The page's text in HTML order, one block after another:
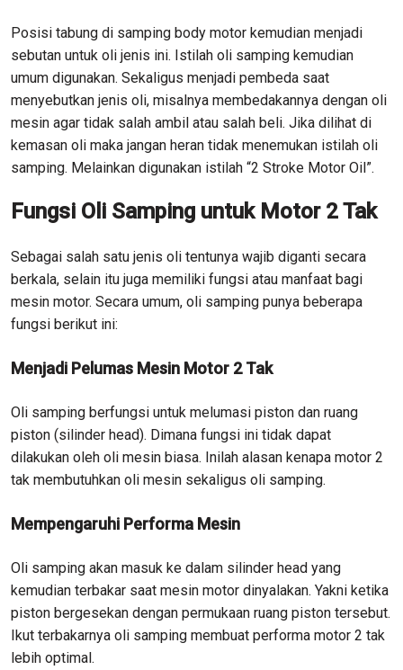
Posisi tabung di samping body motor kemudian menjadi
sebutan untuk oli jenis ini. Istilah oli samping kemudian
umum digunakan. Sekaligus menjadi pembeda saat
menyebutkan jenis oli, misalnya membedakannya dengan oli
mesin agar tidak salah ambil atau salah beli. Jika dilihat di
kemasan oli maka jangan heran tidak menemukan istilah oli
samping. Melainkan digunakan istilah “2 Stroke Motor Oil”.
Fungsi Oli Samping untuk Motor 2 Tak
Sebagai salah satu jenis oli tentunya wajib diganti secara
berkala, selain itu juga memiliki fungsi atau manfaat bagi
mesin motor. Secara umum, oli samping punya beberapa
fungsi berikut ini:
Menjadi Pelumas Mesin Motor 2 Tak
Oli samping berfungsi untuk melumasi piston dan ruang
piston (silinder head). Dimana fungsi ini tidak dapat
dilakukan oleh oli mesin biasa. Inilah alasan kenapa motor 2
tak membutuhkan oli mesin sekaligus oli samping.
Mempengaruhi Performa Mesin
Oli samping akan masuk ke dalam silinder head yang
kemudian terbakar saat mesin motor dinyalakan. Yakni ketika
piston bergesekan dengan permukaan ruang piston tersebut.
Ikut terbakarnya oli samping membuat performa motor 2 tak
lebih optimal.